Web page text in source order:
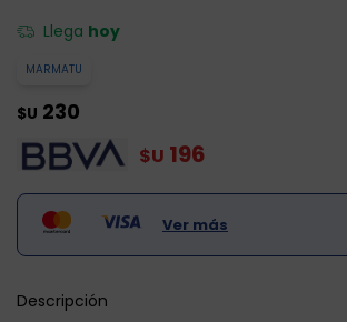
Llega hoy
MARMATU
$U 230
$U 196
Ver más
Descripción